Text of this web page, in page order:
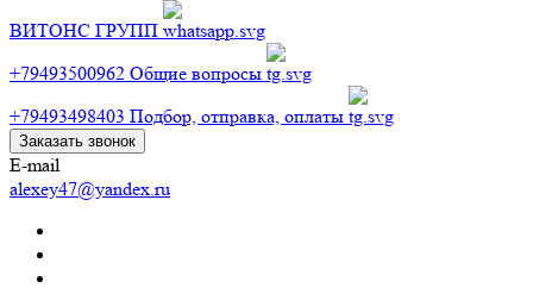
ВИТОНС ГРУПП
+79493500962 Общие вопросы
+79493498403 Подбор, отправка, оплаты
Заказать звонок
E-mail
alexey47@yandex.ru